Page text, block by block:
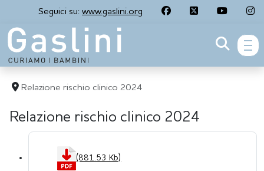
Seguici su: www.gaslini.org
Relazione rischio clinico 2024
Relazione rischio clinico 2024
(881.53 Kb)